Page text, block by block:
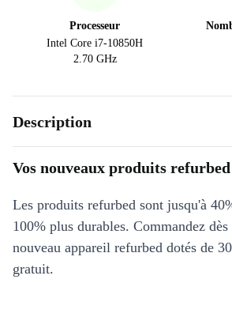
Processeur
Intel Core i7-10850H
2.70 GHz
Description
Vos nouveaux produits refurbed
Les produits refurbed sont jusqu'à
100% plus durables. Commandez
nouveau appareil refurbed dotés de
gratuit.